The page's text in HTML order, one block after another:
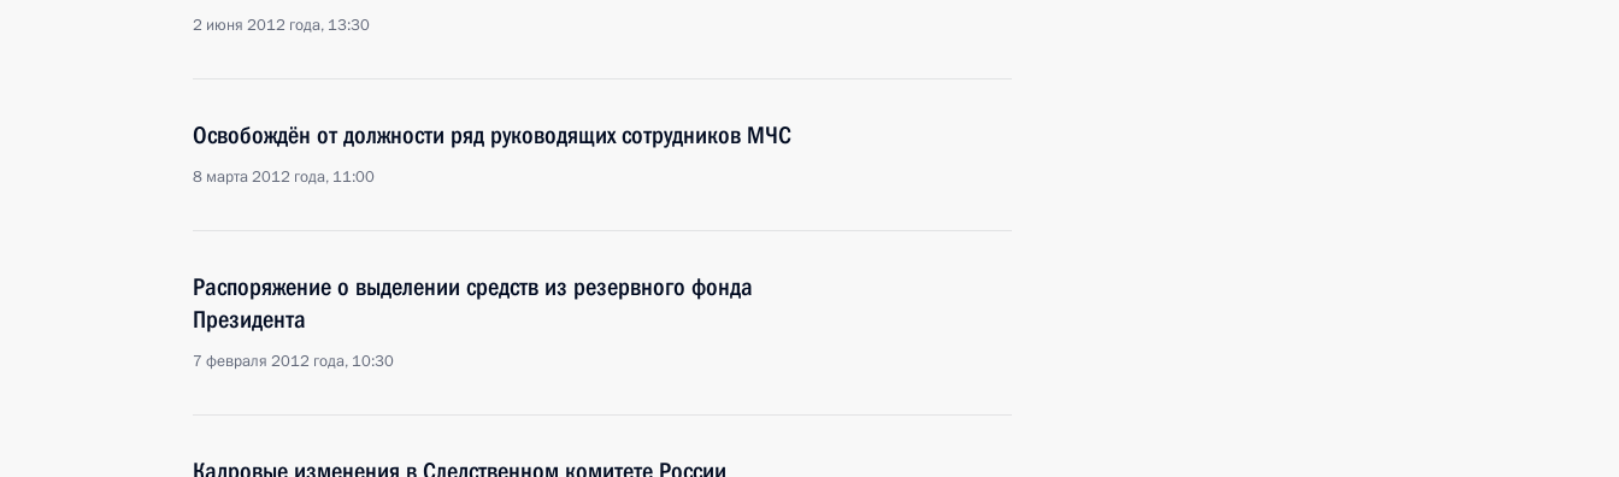
2 июня 2012 года, 13:30
Освобождён от должности ряд руководящих сотрудников МЧС
8 марта 2012 года, 11:00
Распоряжение о выделении средств из резервного фонда
Президента
7 февраля 2012 года, 10:30
Кадровые изменения в Следственном комитете России